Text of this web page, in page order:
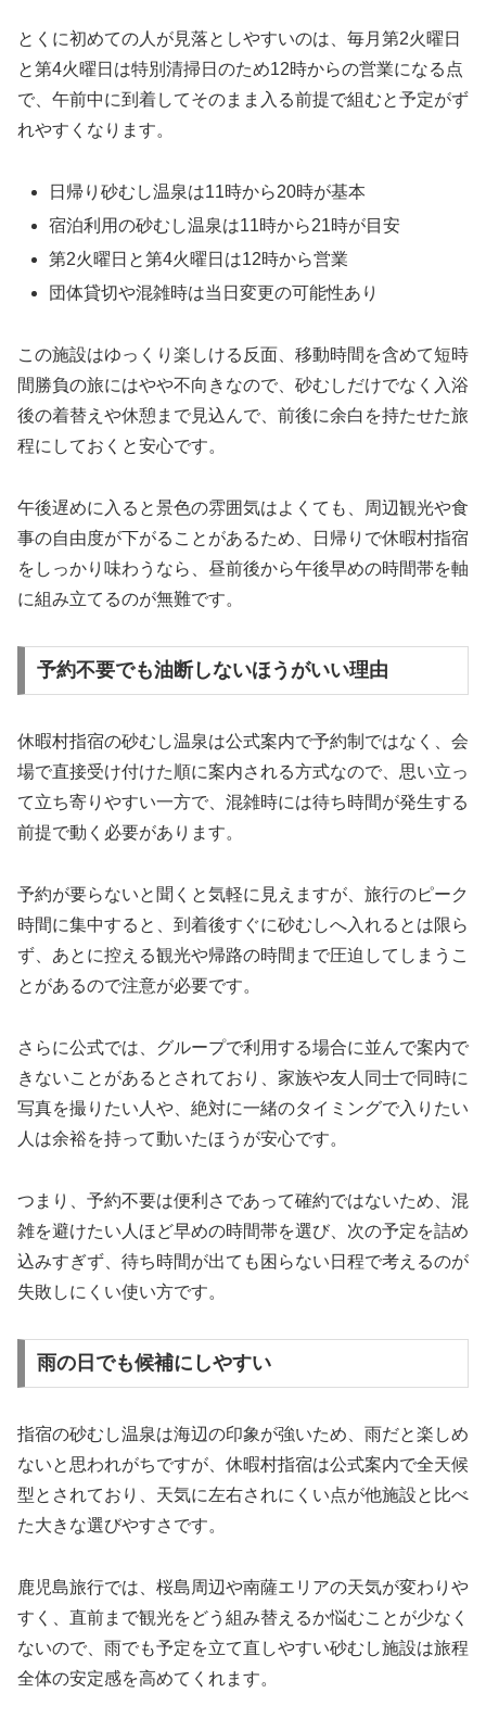
とくに初めての人が見落としやすいのは、毎月第2火曜日
と第4火曜日は特別清掃日のため12時からの営業になる点
で、午前中に到着してそのまま入る前提で組むと予定がず
れやすくなります。
日帰り砂むし温泉は11時から20時が基本
宿泊利用の砂むし温泉は11時から21時が目安
第2火曜日と第4火曜日は12時から営業
団体貸切や混雑時は当日変更の可能性あり
この施設はゆっくり楽しける反面、移動時間を含めて短時
間勝負の旅にはやや不向きなので、砂むしだけでなく入浴
後の着替えや休憩まで見込んで、前後に余白を持たせた旅
程にしておくと安心です。
午後遅めに入ると景色の雰囲気はよくても、周辺観光や食
事の自由度が下がることがあるため、日帰りで休暇村指宿
をしっかり味わうなら、昼前後から午後早めの時間帯を軸
に組み立てるのが無難です。
予約不要でも油断しないほうがいい理由
休暇村指宿の砂むし温泉は公式案内で予約制ではなく、会
場で直接受け付けた順に案内される方式なので、思い立っ
て立ち寄りやすい一方で、混雑時には待ち時間が発生する
前提で動く必要があります。
予約が要らないと聞くと気軽に見えますが、旅行のピーク
時間に集中すると、到着後すぐに砂むしへ入れるとは限ら
ず、あとに控える観光や帰路の時間まで圧迫してしまうこ
とがあるので注意が必要です。
さらに公式では、グループで利用する場合に並んで案内で
きないことがあるとされており、家族や友人同士で同時に
写真を撮りたい人や、絶対に一緒のタイミングで入りたい
人は余裕を持って動いたほうが安心です。
つまり、予約不要は便利さであって確約ではないため、混
雑を避けたい人ほど早めの時間帯を選び、次の予定を詰め
込みすぎず、待ち時間が出ても困らない日程で考えるのが
失敗しにくい使い方です。
雨の日でも候補にしやすい
指宿の砂むし温泉は海辺の印象が強いため、雨だと楽しめ
ないと思われがちですが、休暇村指宿は公式案内で全天候
型とされており、天気に左右されにくい点が他施設と比べ
た大きな選びやすさです。
鹿児島旅行では、桜島周辺や南薩エリアの天気が変わりや
すく、直前まで観光をどう組み替えるか悩むことが少なく
ないので、雨でも予定を立て直しやすい砂むし施設は旅程
全体の安定感を高めてくれます。